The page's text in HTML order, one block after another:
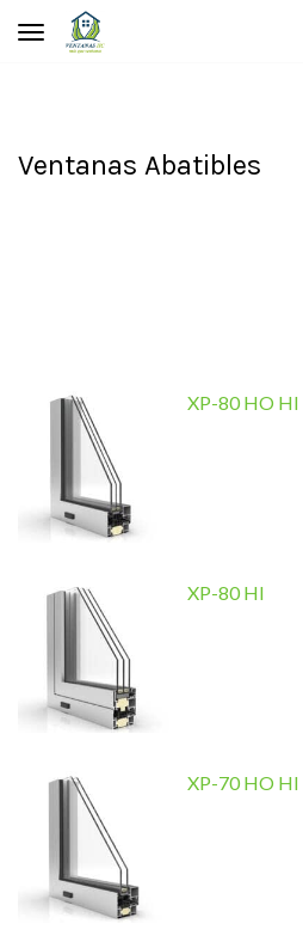
Toggle navigation
Ventanas Abatibles
XP-80 HO HI
XP-80 HI
XP-70 HO HI